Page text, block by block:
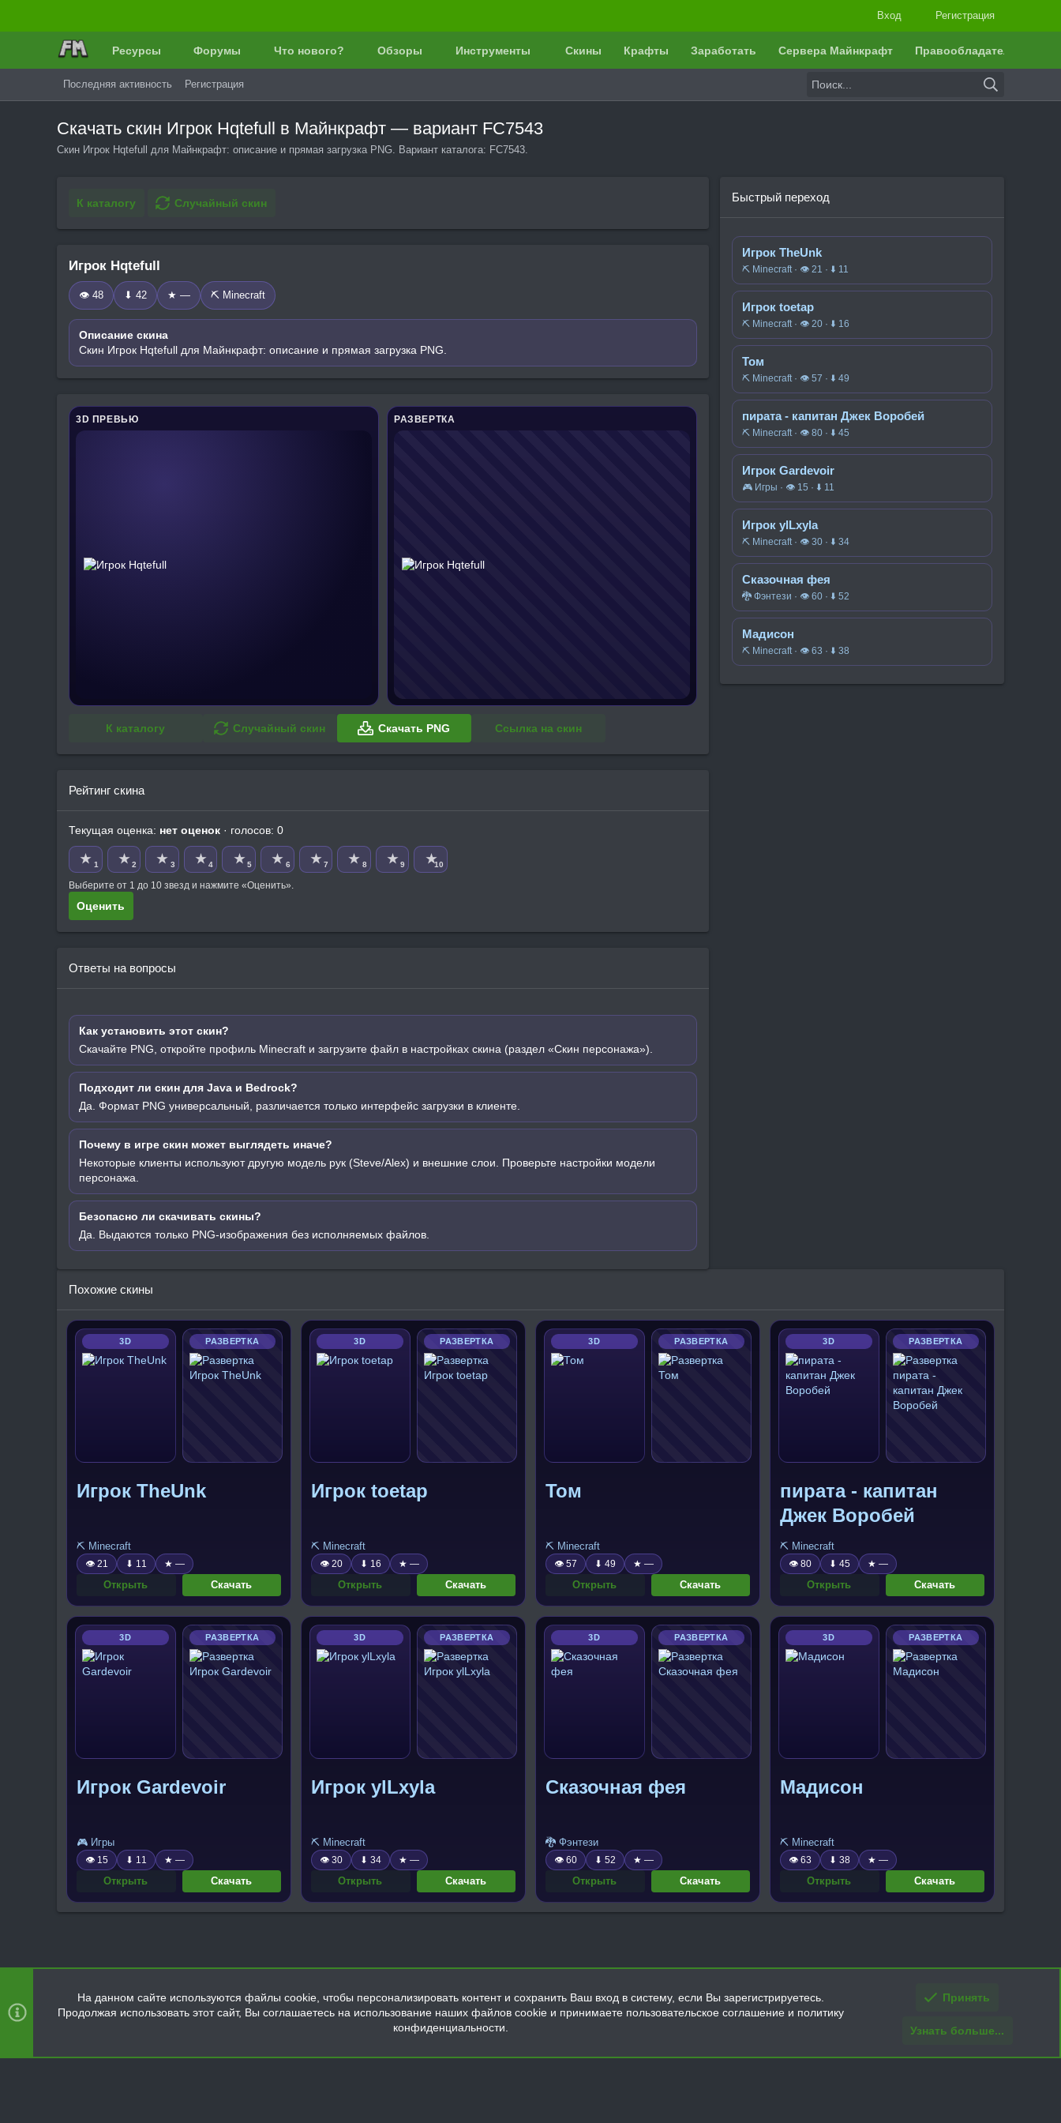
Вход Регистрация
Ресурсы Форумы Что нового? Обзоры Инструменты Скины Крафты Заработать Сервера Майнкрафт Правообладателям
Последняя активность Регистрация
Скачать скин Игрок Hqtefull в Майнкрафт — вариант FC7543
Скин Игрок Hqtefull для Майнкрафт: описание и прямая загрузка PNG. Вариант каталога: FC7543.
К каталогу Случайный скин
Игрок Hqtefull
👁 48 ⬇ 42 ★ — ⛏️ Minecraft
Описание скина
Скин Игрок Hqtefull для Майнкрафт: описание и прямая загрузка PNG.
3D ПРЕВЬЮ РАЗВЕРТКА
К каталогу Случайный скин Скачать PNG Ссылка на скин
Рейтинг скина
Текущая оценка: нет оценок · голосов: 0
★ 1 ★ 2 ★ 3 ★ 4 ★ 5 ★ 6 ★ 7 ★ 8 ★ 9 ★10
Выберите от 1 до 10 звезд и нажмите «Оценить».
Оценить
Ответы на вопросы
Как установить этот скин?
Скачайте PNG, откройте профиль Minecraft и загрузите файл в настройках скина (раздел «Скин персонажа»).
Подходит ли скин для Java и Bedrock?
Да. Формат PNG универсальный, различается только интерфейс загрузки в клиенте.
Почему в игре скин может выглядеть иначе?
Некоторые клиенты используют другую модель рук (Steve/Alex) и внешние слои. Проверьте настройки модели
персонажа.
Безопасно ли скачивать скины?
Да. Выдаются только PNG-изображения без исполняемых файлов.
Быстрый переход
Игрок TheUnk
⛏️ Minecraft · 👁 21 · ⬇ 11
Игрок toetap
⛏️ Minecraft · 👁 20 · ⬇ 16
Том
⛏️ Minecraft · 👁 57 · ⬇ 49
пирата - капитан Джек Воробей
⛏️ Minecraft · 👁 80 · ⬇ 45
Игрок Gardevoir
🎮 Игры · 👁 15 · ⬇ 11
Игрок ylLxyla
⛏️ Minecraft · 👁 30 · ⬇ 34
Сказочная фея
🐉 Фэнтези · 👁 60 · ⬇ 52
Мадисон
⛏️ Minecraft · 👁 63 · ⬇ 38
Похожие скины
3D РАЗВЕРТКА
Игрок TheUnk
⛏️ Minecraft
👁 21 ⬇ 11 ★ —
Открыть Скачать
3D РАЗВЕРТКА
Игрок toetap
⛏️ Minecraft
👁 20 ⬇ 16 ★ —
Открыть Скачать
3D РАЗВЕРТКА
Том
⛏️ Minecraft
👁 57 ⬇ 49 ★ —
Открыть Скачать
3D РАЗВЕРТКА
пирата - капитан
Джек Воробей
⛏️ Minecraft
👁 80 ⬇ 45 ★ —
Открыть Скачать
3D РАЗВЕРТКА
Игрок Gardevoir
🎮 Игры
👁 15 ⬇ 11 ★ —
Открыть Скачать
3D РАЗВЕРТКА
Игрок ylLxyla
⛏️ Minecraft
👁 30 ⬇ 34 ★ —
Открыть Скачать
3D РАЗВЕРТКА
Сказочная фея
🐉 Фэнтези
👁 60 ⬇ 52 ★ —
Открыть Скачать
3D РАЗВЕРТКА
Мадисон
⛏️ Minecraft
👁 63 ⬇ 38 ★ —
Открыть Скачать
Главная
R
S
На данном сайте используются файлы cookie, чтобы персонализировать контент и сохранить Ваш вход в систему, если Вы зарегистрируетесь.
Продолжая использовать этот сайт, Вы соглашаетесь на использование наших файлов cookie и принимаете пользовательское соглашение и политику
конфиденциальности.
Принять
Узнать больше...